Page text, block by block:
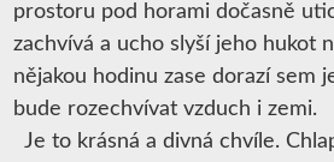
prostoru pod horami dočasně
zachvívá a ucho slyší jeho hukot
nějakou hodinu zase dorazí sem
bude rozechvívat vzduch i zemi.
Je to krásná a divná chvíle.